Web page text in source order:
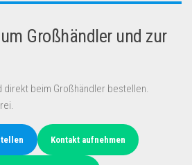
Großhändler und zur
beim Großhändler bestellen.
Kontakt aufnehmen